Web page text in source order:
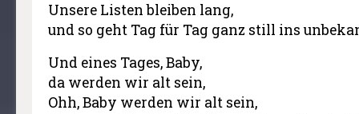
Unsere Listen bleiben lang,
und so geht Tag für Tag ganz still ins
Und eines Tages, Baby,
da werden wir alt sein,
Ohh, Baby werden wir alt sein,